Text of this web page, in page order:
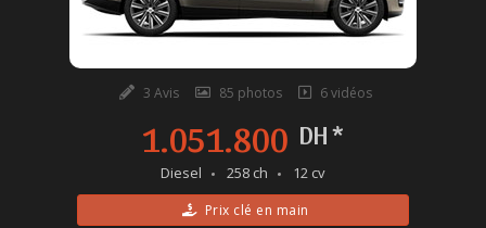
3 Avis 85 photos 6 vidéos
1.051.800 DH *
Diesel 258 ch 12 cv
Prix clé en main